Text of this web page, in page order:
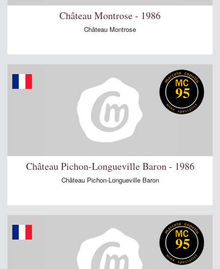
Château Montrose - 1986
Château Montrose
95
Château Pichon-Longueville Baron - 1986
Château Pichon-Longueville Baron
95